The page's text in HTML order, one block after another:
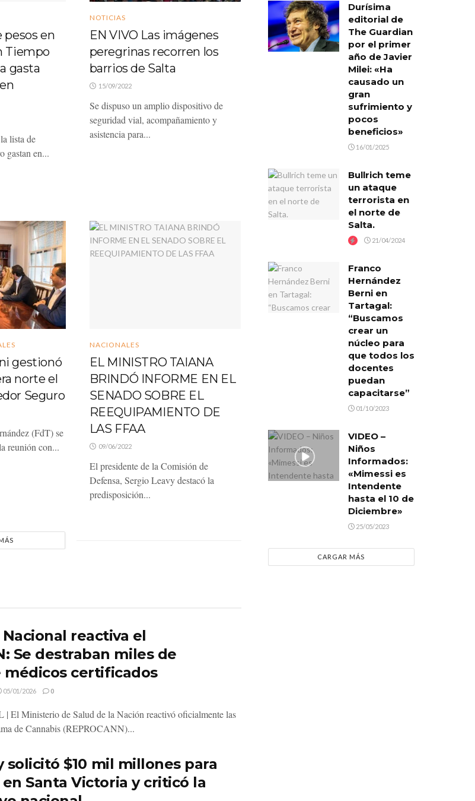
pesos en
Tiempo
gasta
lista de
gastan en...
NOTICIAS
EN VIVO Las imágenes
peregrinas recorren los
barrios de Salta
15/09/2022
Se dispuso un amplio dispositivo de
seguridad vial, acompañamiento y
asistencia para...
gestionó
norte el
Seguro
(FdT) se
reunión con...
NACIONALES
EL MINISTRO TAIANA
BRINDÓ INFORME EN EL
SENADO SOBRE EL
REEQUIPAMIENTO DE
LAS FFAA
09/06/2022
El presidente de la Comisión de
Defensa, Sergio Leavy destacó la
predisposición...
reactiva el
Se destraban miles de
médicos certificados
05/01/2026 0
Ministerio de Salud de la Nación reactivó oficialmente las
de Cannabis (REPROCANN)...
solicitó $10 mil millones para
Santa Victoria y criticó la
Durísima
editorial de
The Guardian
por el primer
año de Javier
Milei: «Ha
causado un
gran
sufrimiento y
pocos
beneficios»
16/01/2025
Bullrich teme
un ataque
terrorista en
el norte de
Salta.
21/04/2024
Franco
Hernández
Berni en
Tartagal:
“Buscamos
crear un
núcleo para
que todos los
docentes
puedan
capacitarse”
01/10/2023
VIDEO –
Niños
Informados:
«Mimessi es
Intendente
hasta el 10 de
Diciembre»
25/05/2023
CARGAR MÁS